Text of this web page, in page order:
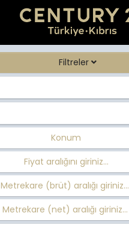
Filtreler
Konum
Fiyat aralığını giriniz...
Metrekare (brüt) aralığı giriniz...
Metrekare (net) aralığı giriniz...